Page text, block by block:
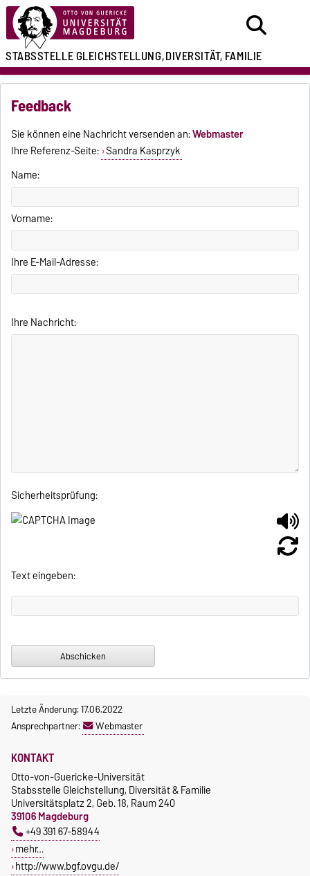
STABSSTELLEGLEICHSTELLUNG,DIVERSITÄT, FAMILIE
Feedback
Sie können eine Nachricht versenden an:Webmaster
Ihre Referenz-Seite: Sandra Kasprzyk
Name:
Vorname:
Ihre E-Mail-Adresse:
Ihre Nachricht:
Sicherheitsprüfung:
Text eingeben:
Letzte Änderung: 17.06.2022
Ansprechpartner:
Webmaster
KONTAKT
Otto-von-Guericke-Universität
Stabsstelle Gleichstellung, Diversität & Familie
Universitätsplatz 2, Geb. 18, Raum 240
39106 Magdeburg
+49 391 67-58944
mehr…
http://www.bgf.ovgu.de/